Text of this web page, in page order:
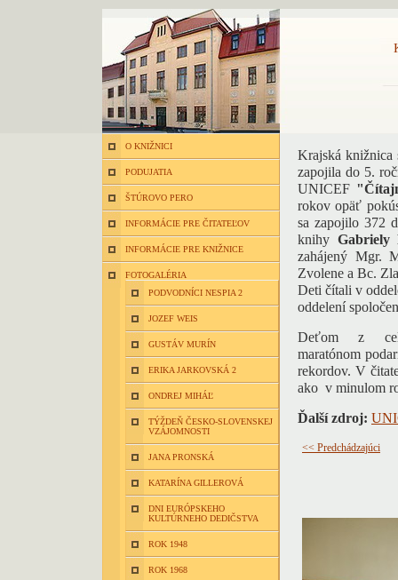
O KNIŽNICI
PODUJATIA
ŠTÚROVO PERO
INFORMÁCIE PRE ČITATEĽOV
INFORMÁCIE PRE KNIŽNICE
FOTOGALÉRIA
PODVODNÍCI NESPIA 2
JOZEF WEIS
GUSTÁV MURÍN
ERIKA JARKOVSKÁ 2
ONDREJ MIHÁĽ
TÝŽDEŇ ČESKO-SLOVENSKEJ
VZÁJOMNOSTI
JANA PRONSKÁ
KATARÍNA GILLEROVÁ
DNI EURÓPSKEHO
KULTÚRNEHO DEDIČSTVA
ROK 1948
ROK 1968
Krajská
zapojila do 5.
UNICEF
rokov opäť
sa zapojilo 372
knihy Gabriely
zahájený Mgr.
Zvolene a Bc.
Deti čítali v
oddelení
Deťom z
maratónom
rekordov. V
ako v minulom
Ďalší zdroj:
<< Predchádzajúci